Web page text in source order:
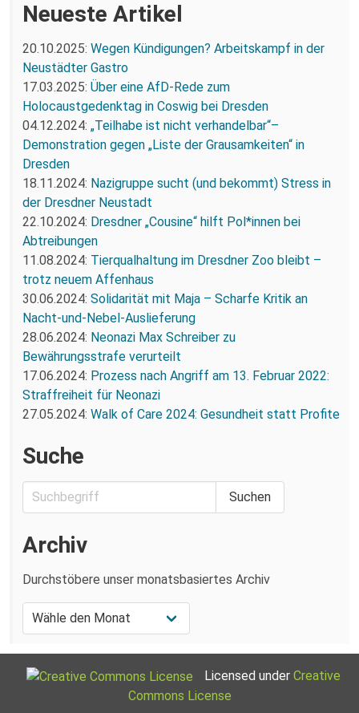
Neueste Artikel
20.10.2025: Wegen Kündigungen? Arbeitskampf in der
Neustädter Gastro
17.03.2025: Über eine AfD-Rede zum
Holocaustgedenktag in Coswig bei Dresden
04.12.2024: „Teilhabe ist nicht verhandelbar“–
Demonstration gegen „Liste der Grausamkeiten“ in
Dresden
18.11.2024: Nazigruppe sucht (und bekommt) Stress in
der Dresdner Neustadt
22.10.2024: Dresdner „Cousine“ hilft Pol*innen bei
Abtreibungen
11.08.2024: Tierqualhaltung im Dresdner Zoo bleibt –
trotz neuem Affenhaus
30.06.2024: Solidarität mit Maja – Scharfe Kritik an
Nacht-und-Nebel-Auslieferung
28.06.2024: Neonazi Max Schreiber zu
Bewährungsstrafe verurteilt
17.06.2024: Prozess nach Angriff am 13. Februar 2022:
Straffreiheit für Neonazi
27.05.2024: Walk of Care 2024: Gesundheit statt Profite
Suche
Archiv
Durchstöbere unser monatsbasiertes Archiv
Licensed under Creative
Commons License